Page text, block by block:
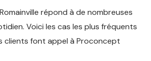
répond à de nombreuses
Voici les cas les plus fréquents
clients font appel à Proconcept